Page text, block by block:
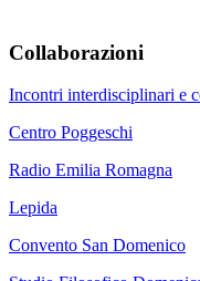
Collaborazioni
Incontri interdisciplinari e
Centro Poggeschi
Radio Emilia Romagna
Lepida
Convento San Domenico